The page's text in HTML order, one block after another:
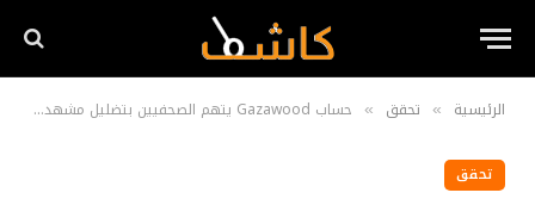
الرئيسية » تحقق » حساب Gazawood يتهم الصحفيين بتضليل مشهد طفل في جنين
تحقق